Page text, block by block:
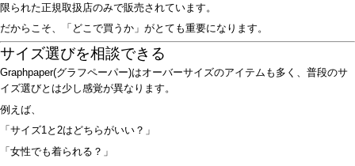
限られた正規取扱店のみで販売されています。
だからこそ、「どこで買うか」がとても重要になります。
サイズ選びを相談できる
Graphpaper(グラフペーパー)はオーバーサイズのアイテムも多く、普段のサ
イズ選びとは少し感覚が異なります。
例えば、
「サイズ1と2はどちらがいい？」
「女性でも着られる？」